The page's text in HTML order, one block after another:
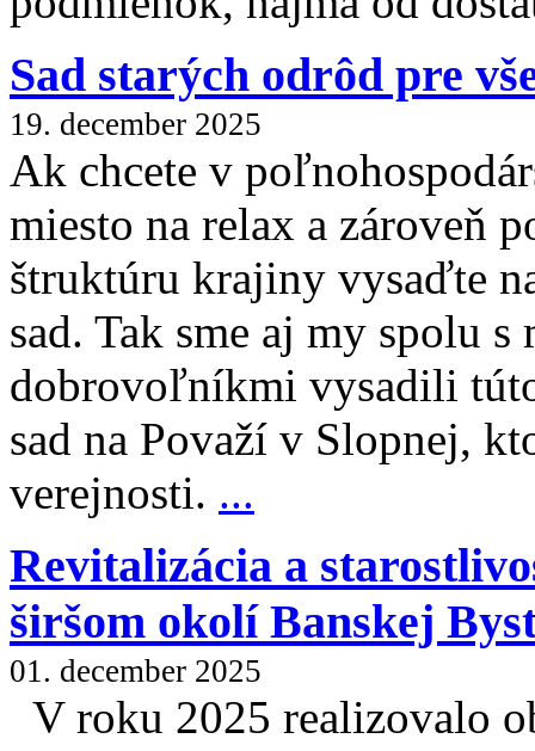
Sad starých odrôd pre
19. december 2025
Ak chcete v
miesto na relax a zároveň
štruktúru krajiny vysaďte
sad. Tak sme aj my spolu
dobrovoľníkmi vysadili
sad na Považí v Slopnej,
verejnosti. ...
Revitalizácia a
širšom okolí Banskej
01. december 2025
V roku 2025 realizovalo